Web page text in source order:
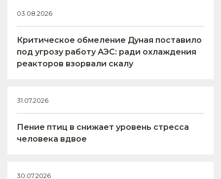
03.08.2026
Критическое обмеление Дуная поставило
под угрозу работу АЭС: ради охлаждения
реакторов взорвали скалу
31.07.2026
Пение птиц в снижает уровень стресса
человека вдвое
30.07.2026